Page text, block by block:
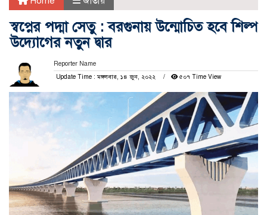
স্বপ্নের পদ্মা সেতু : বরগুনায় উন্মোচিত হবে শিল্প
উদ্যোগের নতুন দ্বার
Reporter Name
Update Time : মঙ্গলবার, ১৪ জুন, ২০২২
৫০৭ Time View